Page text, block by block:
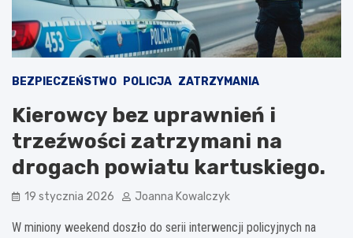
BEZPIECZEŃSTWO POLICJA ZATRZYMANIA
Kierowcy bez uprawnień i
trzeźwości zatrzymani na
drogach powiatu kartuskiego.
19 stycznia 2026 Joanna Kowalczyk
W miniony weekend doszło do serii interwencji policyjnych na